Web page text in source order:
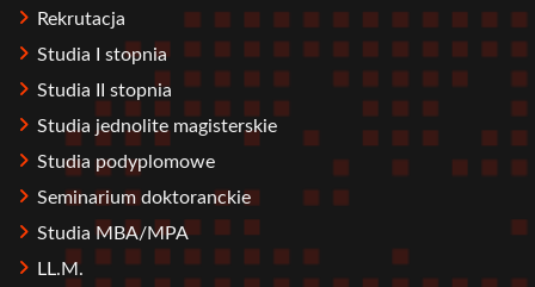
Rekrutacja
Studia I stopnia
Studia II stopnia
Studia jednolite magisterskie
Studia podyplomowe
Seminarium doktoranckie
Studia MBA/MPA
LL.M.